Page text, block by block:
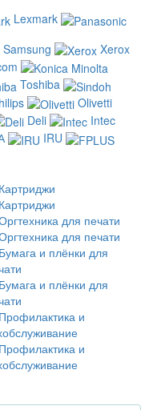
Lexmark
Samsung
Xerox
Toshiba
Olivetti
Deli
Intec
IRU
Картриджи
для печати
Бумага и плёнки для
Профилактика и